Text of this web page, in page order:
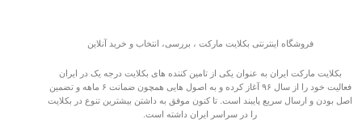
فروشگاه اینترنتی بکلایت مارکت ، بررسی، انتخاب و خرید آنلاین
بکلایت مارکت ایران به عنوان یکی از تامین کننده های بکلایت درجه یک در ایران
فعالیت خود را از سال ۹۶ آغاز کرده و به اصول هایی همچون ضمانت ۶ ماهه و تضمین
اصل بودن و ارسال سریع پایبند است. تا کنون موفق به داشتن بیشترین تنوع در بکلایت
را در سراسر ایران داشته است.